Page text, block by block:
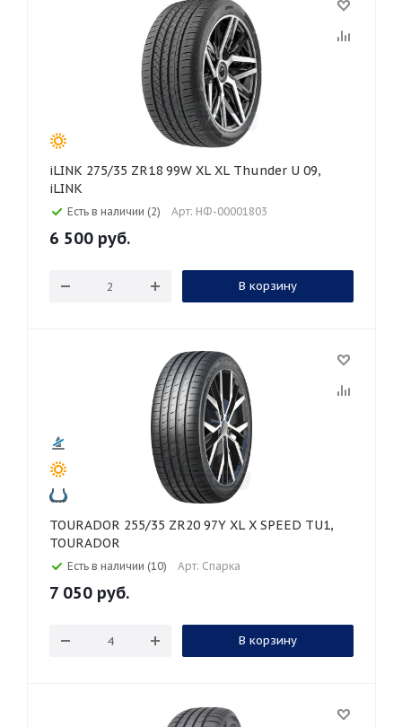
iLINK 275/35 ZR18 99W XL XL Thunder U 09,
iLINK
Есть в наличии (2) Арт: НФ-00001803
6 500 руб.
В корзину
TOURADOR 255/35 ZR20 97Y XL X SPEED TU1,
TOURADOR
Есть в наличии (10) Арт: Спарка
7 050 руб.
В корзину